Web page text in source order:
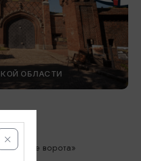
ОБЛАСТИ
ворота»